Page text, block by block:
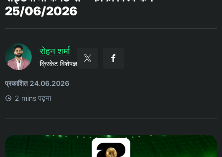
25/06/2026
रोहन शर्मा
क्रिकेट विशेषज्ञ
प्रकाशित 24.06.2026
2 mins पढ़ना